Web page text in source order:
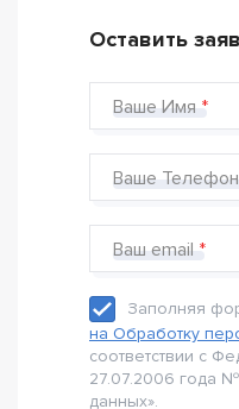
Оставить
Ваше Имя
Ваше Телефон
Ваш email
Заполняя
на Обработку
соответствии с
27.07.2006 года
данных».